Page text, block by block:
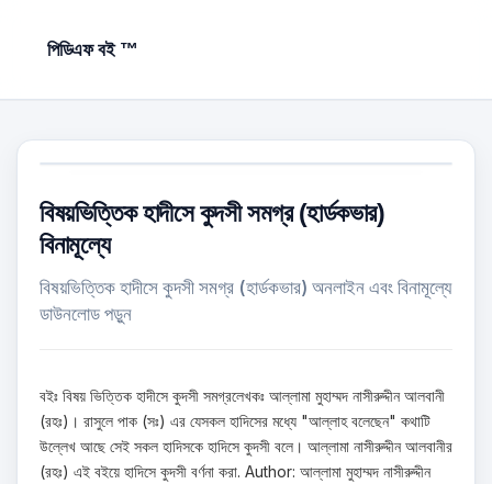
পিডিএফ বই ™
বিষয়ভিত্তিক হাদীসে কুদসী সমগ্র (হার্ডকভার)
বিনামূল্যে
বিষয়ভিত্তিক হাদীসে কুদসী সমগ্র (হার্ডকভার) অনলাইন এবং বিনামূল্যে
ডাউনলোড পড়ুন
বইঃ বিষয় ভিত্তিক হাদীসে কুদসী সমগ্রলেখকঃ আল্লামা মুহাম্মদ নাসীরুদ্দীন আলবানী
(রহঃ)। রাসুলে পাক (সঃ) এর যেসকল হাদিসের মধ্যে "আল্লাহ বলেছেন" কথাটি
উল্লেখ আছে সেই সকল হাদিসকে হাদিসে কুদসী বলে। আল্লামা নাসীরুদ্দীন আলবানীর
(রহঃ) এই বইয়ে হাদিসে কুদসী বর্ণনা করা. Author: আল্লামা মুহাম্মদ নাসীরুদ্দীন